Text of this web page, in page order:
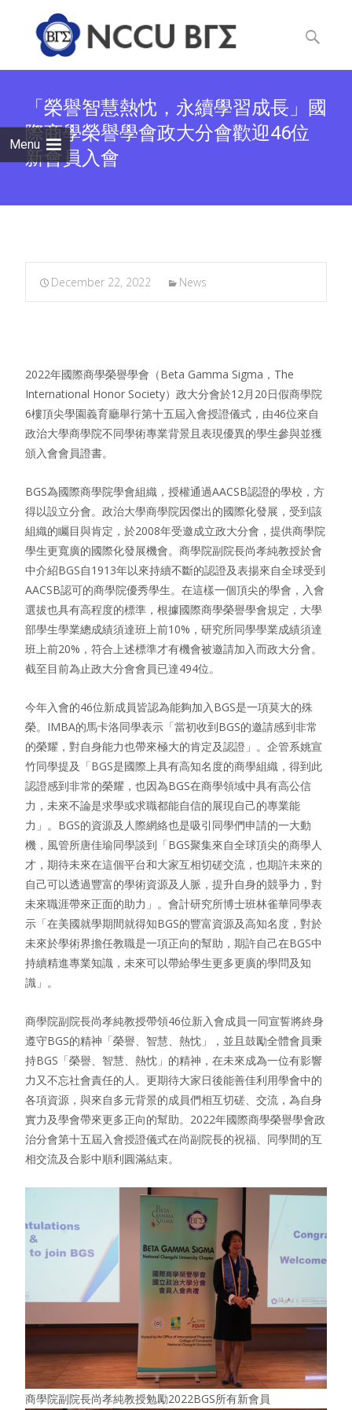
Menu
to
content
Search
「榮譽智慧熱忱，永續學習成長」國
際商學榮譽學會政大分會歡迎46位
新會員入會
December 22, 2022 News
2022年國際商學榮譽學會（Beta Gamma Sigma，The
International Honor Society）政大分會於12月20日假商學院
6樓頂尖學園義育廳舉行第十五屆入會授證儀式，由46位來自
政治大學商學院不同學術專業背景且表現優異的學生參與並獲
頒入會會員證書。
BGS為國際商學院學會組織，授權通過AACSB認證的學校，方
得以設立分會。政治大學商學院因傑出的國際化發展，受到該
組織的矚目與肯定，於2008年受邀成立政大分會，提供商學院
學生更寬廣的國際化發展機會。商學院副院長尚孝純教授於會
中介紹BGS自1913年以來持續不斷的認證及表揚來自全球受到
AACSB認可的商學院優秀學生。在這樣一個頂尖的學會，入會
選拔也具有高程度的標準，根據國際商學榮譽學會規定，大學
部學生學業總成績須達班上前10%，研究所同學學業成績須達
班上前20%，符合上述標準才有機會被邀請加入而政大分會。
截至目前為止政大分會會員已達494位。
今年入會的46位新成員皆認為能夠加入BGS是一項莫大的殊
榮。IMBA的馬卡洛同學表示「當初收到BGS的邀請感到非常
的榮耀，對自身能力也帶來極大的肯定及認證」。企管系姚宣
竹同學提及「BGS是國際上具有高知名度的商學組織，得到此
認證感到非常的榮耀，也因為BGS在商學領域中具有高公信
力，未來不論是求學或求職都能自信的展現自己的專業能
力」。BGS的資源及人際網絡也是吸引同學們申請的一大動
機，風管所唐佳瑜同學談到「BGS聚集來自全球頂尖的商學人
才，期待未來在這個平台和大家互相切磋交流，也期許未來的
自己可以透過豐富的學術資源及人脈，提升自身的競爭力，對
未來職涯帶來正面的助力」。會計研究所博士班林雀華同學表
示「在美國就學期間就得知BGS的豐富資源及高知名度，對於
未來於學術界擔任教職是一項正向的幫助，期許自己在BGS中
持續精進專業知識，未來可以帶給學生更多更廣的學問及知
識」。
商學院副院長尚孝純教授帶領46位新入會成員一同宣誓將終身
遵守BGS的精神「榮譽、智慧、熱忱」，並且鼓勵全體會員秉
持BGS「榮譽、智慧、熱忱」的精神，在未來成為一位有影響
力又不忘社會責任的人。更期待大家日後能善佳利用學會中的
各項資源，與來自多元背景的成員們相互切磋、交流，為自身
實力及學會帶來更多正向的幫助。2022年國際商學榮譽學會政
治分會第十五屆入會授證儀式在尚副院長的祝福、同學間的互
相交流及合影中順利圓滿結束。
商學院副院長尚孝純教授勉勵2022BGS所有新會員